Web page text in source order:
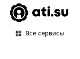
Все сервисы